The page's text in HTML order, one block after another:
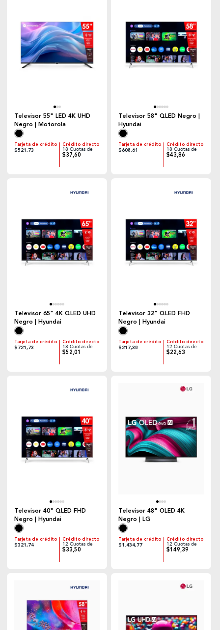
Televisor 55" LED 4K UHD
Negro | Motorola
Tarjeta de crédito
$521,73
Crédito directo
18 Cuotas de
$37,60
Televisor 58" QLED Negro |
Hyundai
Tarjeta de crédito
$608,61
Crédito directo
18 Cuotas de
$43,86
Televisor 65" 4K QLED UHD
Negro | Hyundai
Tarjeta de crédito
$721,73
Crédito directo
18 Cuotas de
$52,01
Televisor 32" QLED FHD
Negro | Hyundai
Tarjeta de crédito
$217,38
Crédito directo
12 Cuotas de
$22,63
Televisor 40" QLED FHD
Negro | Hyundai
Tarjeta de crédito
$321,74
Crédito directo
12 Cuotas de
$33,50
Televisor 48" OLED 4K
Negro | LG
Tarjeta de crédito
$1.434,77
Crédito directo
12 Cuotas de
$149,39